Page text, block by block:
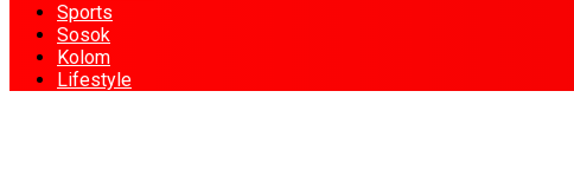
Sports
Sosok
Kolom
Lifestyle